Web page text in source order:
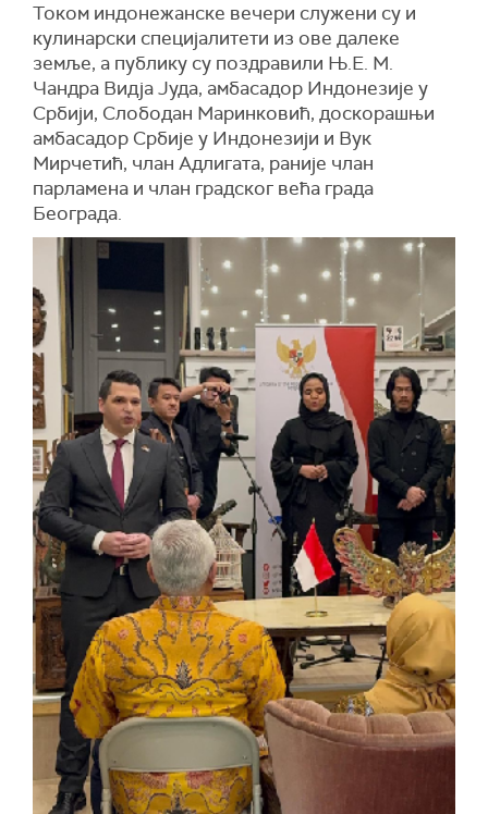
Током индонежанске вечери служени су и
кулинарски специјалитети из ове далеке
земље, а публику су поздравили Њ.Е. М.
Чандра Видја Јуда, амбасадор Индонезије у
Србији, Слободан Маринковић, доскорашњи
амбасадор Србије у Индонезији и Вук
Мирчетић, члан Адлигата, раније члан
парламена и члан градског већа града
Београда.